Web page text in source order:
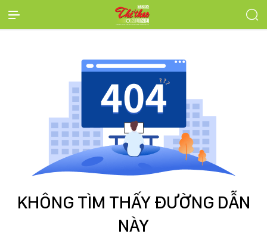
KHÔNG TÌM THẤY ĐƯỜNG DẪN
NÀY